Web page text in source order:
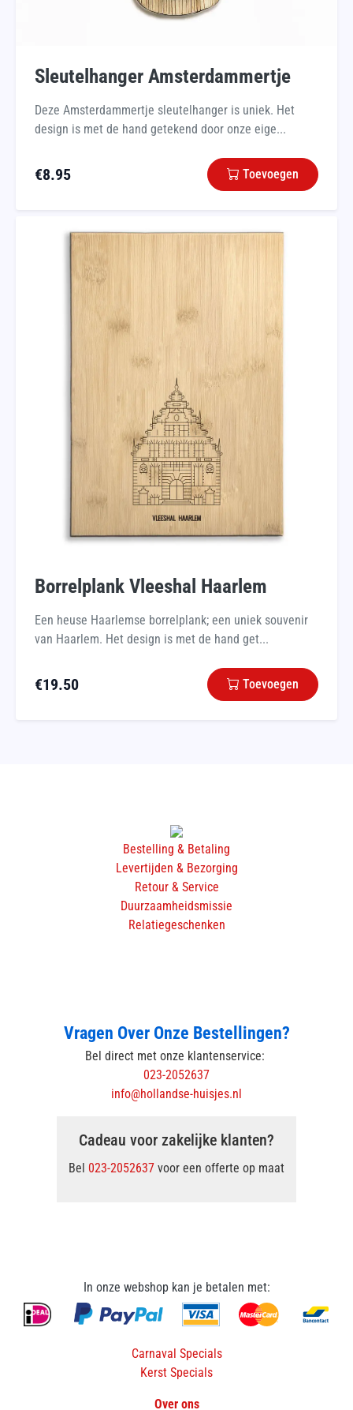
Sleutelhanger Amsterdammertje
Deze Amsterdammertje sleutelhanger is uniek. Het
design is met de hand getekend door onze eige...
€8.95 Toevoegen
Borrelplank Vleeshal Haarlem
Een heuse Haarlemse borrelplank; een uniek souvenir
van Haarlem. Het design is met de hand get...
€19.50 Toevoegen
Bestelling & Betaling
Levertijden & Bezorging
Retour & Service
Duurzaamheidsmissie
Relatiegeschenken
Vragen Over Onze Bestellingen?
Bel direct met onze klantenservice:
023-2052637
info@hollandse-huisjes.nl
Cadeau voor zakelijke klanten?
Bel 023-2052637 voor een offerte op maat
In onze webshop kan je betalen met:
Carnaval Specials
Kerst Specials
Over ons